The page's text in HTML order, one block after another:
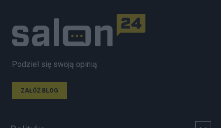
Podziel się swoją opinią
ZAŁÓŻ BLOG